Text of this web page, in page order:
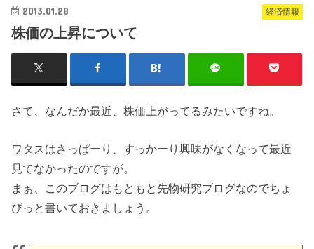
経済情報
2013.01.28
株価の上昇について
さて、なんだか最近、株価上がってるみたいですね。
ワタスはさっぱーり、すっかーり興味がなくなって最近
見てなかったのですが。
まぁ、このブログはもともと先物研究ブログなのでちょ
びっと書いておきましょう。